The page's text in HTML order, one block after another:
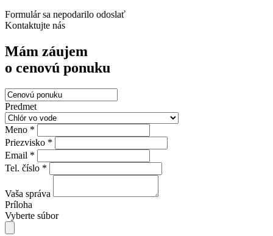
Formulár sa nepodarilo odoslať
Kontaktujte nás
Mám záujem
o cenovú ponuku
Predmet
Meno *
Priezvisko *
Email *
Tel. číslo *
Vaša správa
Príloha
Vyberte súbor